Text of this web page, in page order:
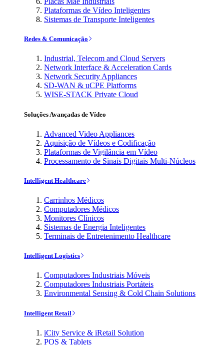
Plataformas de Vídeo Inteligentes
Sistemas de Transporte Inteligentes
Redes & Comunicação
Industrial, Telecom and Cloud Servers
Network Interface & Acceleration Cards
Network Security Appliances
SD-WAN & uCPE Platforms
WISE-STACK Private Cloud
Soluções Avançadas de Vídeo
Advanced Video Appliances
Aquisição de Vídeos e Codificação
Plataformas de Vigilância em Vídeo
Processamento de Sinais Digitais Multi-Núcleos
Intelligent Healthcare
Carrinhos Médicos
Computadores Médicos
Monitores Clínicos
Sistemas de Energia Inteligentes
Terminais de Entretenimento Healthcare
Intelligent Logistics
Computadores Industriais Móveis
Computadores Industriais Portáteis
Environmental Sensing & Cold Chain Solutions
Intelligent Retail
iCity Service & iRetail Solution
POS & Tablets